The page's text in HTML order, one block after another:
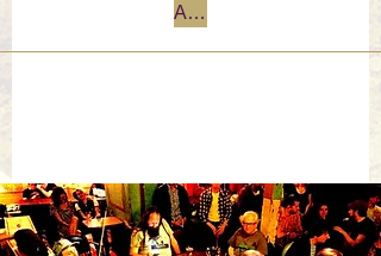
Accueil